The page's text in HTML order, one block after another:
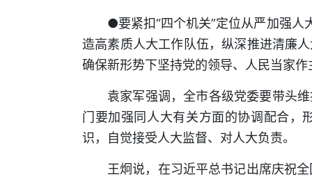
●要紧扣“四个机关”定位从严加强人
造高素质人大工作队伍，纵深推进清廉
确保新形势下坚持党的领导、人民当家
袁家军强调，全市各级党委要带头
门要加强同人大有关方面的协调配合，
识，自觉接受人大监督、对人大负责。
王炯说，在习近平总书记出席庆祝